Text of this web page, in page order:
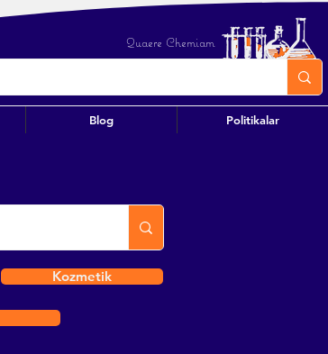
Quaere Chemiam
Blog Politikalar
Kozmetik